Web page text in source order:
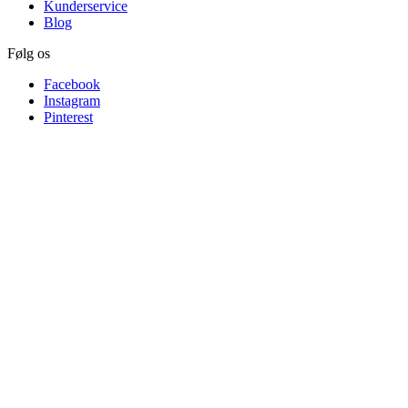
Kunderservice
Blog
Følg os
Facebook
Instagram
Pinterest